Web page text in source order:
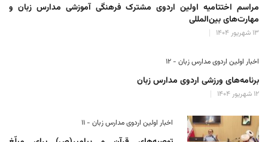
مراسم اختتامیه اولین اردوی مشترک فرهنگی آموزشی مدارس زبان و
مهارت‌های بین‌المللی
۱۳ شهریور ۱۴۰۴
اخبار اولین اردوی مدارس زبان - ۱۲
برنامه‌های ورزشی اردوی مدارس زبان
۱۲ شهریور ۱۴۰۴
اخبار اولین اردوی مدارس زبان - ۱۱